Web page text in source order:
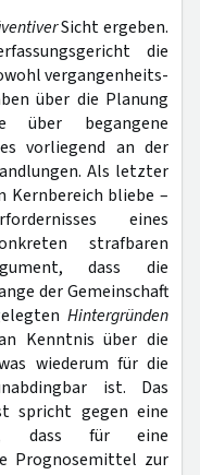
Sicht ergeben.
die
vergangenheits-
über die Planung
über begangene
vorliegend an der
Als letzter
Kernbereich bliebe –
eines
strafbaren
dass die
der Gemeinschaft
Hintergründen
Kenntnis über die
wiederum für die
ist. Das
spricht gegen eine
dass für eine
Prognosemittel zur